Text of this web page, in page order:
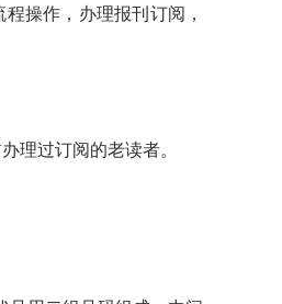
操作，办理报刊订阅，
理过订阅的老读者。